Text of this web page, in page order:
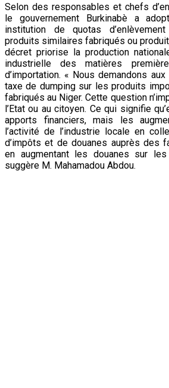
Selon des responsables et chefs
le gouvernement Burkinabè a
institution de quotas
produits similaires fabriqués ou
décret priorise la production
industrielle des matières
d’importation. « Nous demandons
taxe de dumping sur les produits
fabriqués au Niger. Cette question
l’Etat ou au citoyen. Ce qui signifie
apports financiers, mais les
l’activité de l’industrie locale en
d’impôts et de douanes auprès des
en augmentant les douanes sur
suggère M. Mahamadou Abdou.